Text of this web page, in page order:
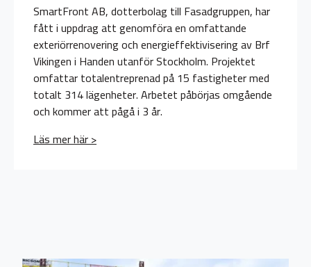
SmartFront AB, dotterbolag till Fasadgruppen, har
fått i uppdrag att genomföra en omfattande
exteriörrenovering och energieffektivisering av Brf
Vikingen i Handen utanför Stockholm. Projektet
omfattar totalentreprenad på 15 fastigheter med
totalt 314 lägenheter. Arbetet påbörjas omgående
och kommer att pågå i 3 år.
Läs mer här >